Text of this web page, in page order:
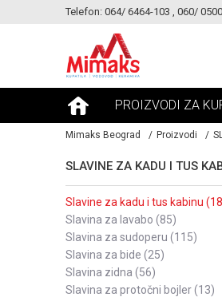
Telefon: 064/ 6464-103 , 060/
MOGUCNOST
PROIZVODI ZA
Mimaks Beograd Proizvodi
SLAVINE ZA KADU I TUS
slavine za kadu i tus kabinu
slavina za lavabo (85)
slavina za sudoperu (115)
slavina za bide (25)
slavina zidna (56)
slavina za protočni bojler(13)